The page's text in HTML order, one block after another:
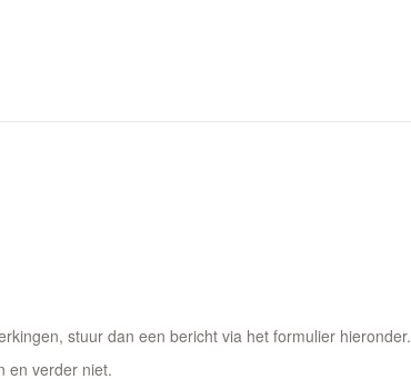
stuur dan een bericht via het formulier hieronder.
en verder niet.